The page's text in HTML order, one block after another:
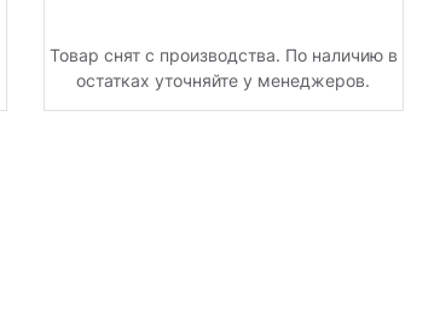
Товар снят с производства. По наличию в
остатках уточняйте у менеджеров.